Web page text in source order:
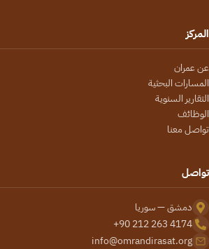
المركز
عن عمران
المسارات البحثية
التقارير السنوية
الوظائف
تواصل معنا
تواصل
دمشق — سوريا
+90 212 263 4174
info@omrandirasat.org